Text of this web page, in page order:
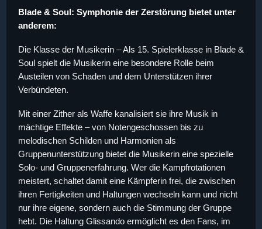
Blade & Soul: Symphonie der Zerstörung bietet unter
anderem:
Die Klasse der Musikerin – Als 15. Spielerklasse in Blade &
Soul spielt die Musikerin eine besondere Rolle beim
Austeilen von Schaden und dem Unterstützen ihrer
Verbündeten.
Mit einer Zither als Waffe kanalisiert sie ihre Musik in
mächtige Effekte – von Notengeschossen bis zu
melodischen Schilden und Harmonien als
Gruppenunterstützung bietet die Musikerin eine spezielle
Solo- und Gruppenerfahrung. Wer die Kampfrotationen
meistert, schaltet damit eine Kämpferin frei, die zwischen
ihren Fertigkeiten und Haltungen wechseln kann und nicht
nur ihre eigene, sondern auch die Stimmung der Gruppe
hebt. Die Haltung Glissando ermöglicht es den Fans, im